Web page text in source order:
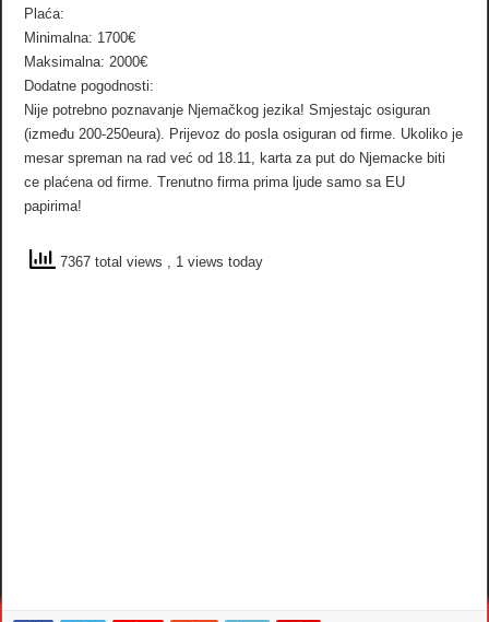
Plaća:
Minimalna: 1700€
Maksimalna: 2000€
Dodatne pogodnosti:
Nije potrebno poznavanje Njemačkog jezika! Smjestajc osiguran
(između 200-250eura). Prijevoz do posla osiguran od firme. Ukoliko je
mesar spreman na rad već od 18.11, karta za put do Njemacke biti
ce plaćena od firme. Trenutno firma prima ljude samo sa EU
papirima!
7367 total views , 1 views today